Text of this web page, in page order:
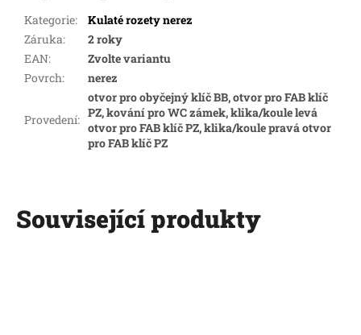
Kategorie:
Kulaté rozety nerez
Záruka:
2 roky
EAN:
Zvolte variantu
Povrch: nerez
Provedení:
otvor pro obyčejný klíč BB, otvor pro FAB klíč
PZ, kování pro WC zámek, klika/koule levá
otvor pro FAB klíč PZ, klika/koule pravá otvor
pro FAB klíč PZ
Související produkty